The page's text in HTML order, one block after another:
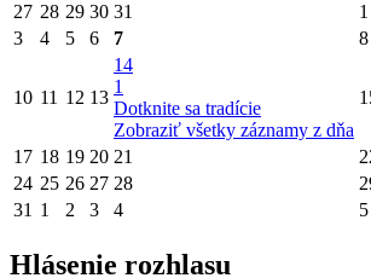
27 28 29 30 31 1
3
4 5 6 7 8
10 11 12 13
14
1
Dotknite sa tradície
Zobraziť všetky záznamy z dňa
17 18 19 20 21
24 25 26 27 28
31 1 2 3 4 5
Hlásenie rozhlasu